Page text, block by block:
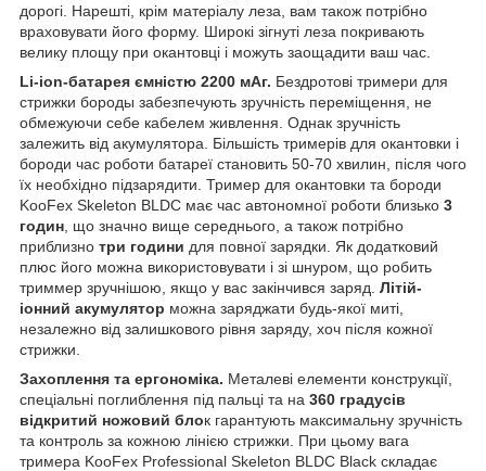
дорогі. Нарешті, крім матеріалу леза, вам також потрібно
враховувати його форму. Широкі зігнуті леза покривають
велику площу при окантовці і можуть заощадити ваш час.
Li-ion-батарея ємністю 2200 мАг. Бездротові тримери для
стрижки бороды забезпечують зручність переміщення, не
обмежуючи себе кабелем живлення. Однак зручність
залежить від акумулятора. Більшість тримерів для окантовки і
бороди час роботи батареї становить 50-70 хвилин, після чого
їх необхідно підзарядити. Тример для окантовки та бороди
KooFex Skeleton BLDC має час автономної роботи близько 3
годин , що значно вище середнього, а також потрібно
приблизно три години для повної зарядки. Як додатковий
плюс його можна використовувати і зі шнуром, що робить
триммер зручнішою, якщо у вас закінчився заряд. Літій-
іонний акумулятор можна заряджати будь-якої миті,
незалежно від залишкового рівня заряду, хоч після кожної
стрижки.
Захоплення та ергономіка. Металеві елементи конструкції,
спеціальні поглиблення під пальці та на 360 градусів
відкритий ножовий блок гарантують максимальну зручність
та контроль за кожною лінією стрижки. При цьому вага
тримера KooFex Professional Skeleton BLDC Black складає